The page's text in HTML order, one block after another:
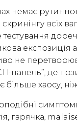
немає
всіх
експозиція
не
панель”, де
хаосу, ніж
гарячка,